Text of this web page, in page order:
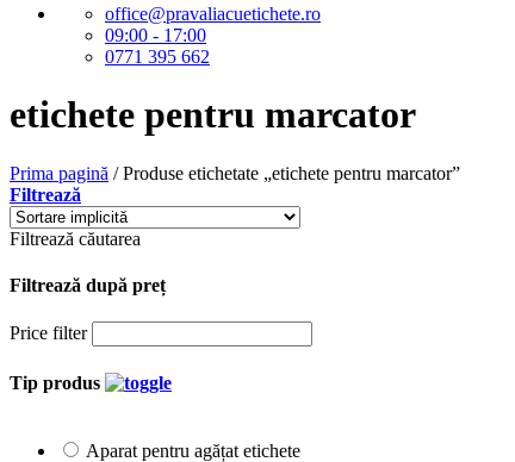
office@pravaliacuetichete.ro
09:00 - 17:00
0771 395 662
etichete pentru marcator
Prima pagină /Produse etichetate „etichete pentru marcator”
Filtrează
Filtrează căutarea
Filtrează după preț
Price filter
Tip produs
Aparat pentru agățat etichete